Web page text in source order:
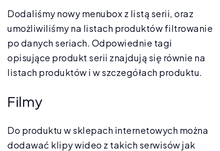
Dodaliśmy nowy menubox z listą serii, oraz
umożliwiliśmy na listach produktów filtrowanie
po danych seriach. Odpowiednie tagi
opisujące produkt serii znajdują się równie na
listach produktów i w szczegółach produktu.
Filmy
Do produktu w sklepach internetowych można
dodawać klipy wideo z takich serwisów jak